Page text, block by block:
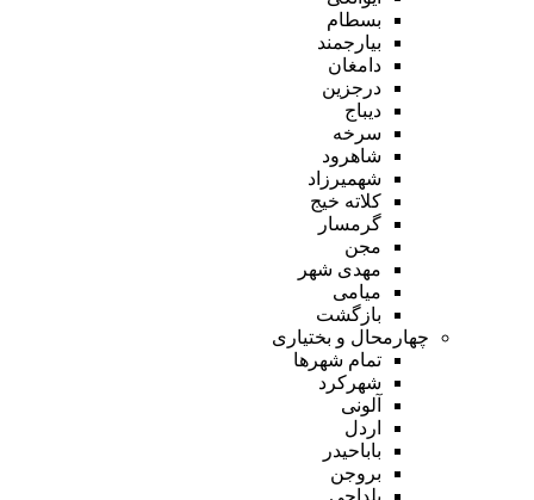
بسطام
بیارجمند
دامغان
درجزین
دیباج
سرخه
شاهرود
شهمیرزاد
کلاته خیج
گرمسار
مجن
مهدی شهر
میامی
بازگشت
چهارمحال و بختیاری
تمام شهر‌ها
شهرکرد
آلونی
اردل
باباحیدر
بروجن
بلداجی